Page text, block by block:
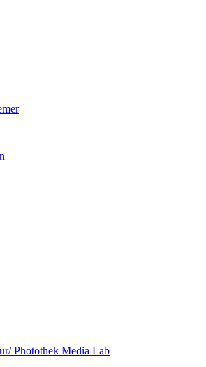
Photothek Media Lab